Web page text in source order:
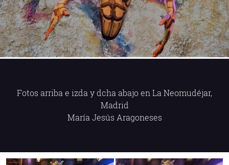
Fotos arriba e izda y dcha abajo en La Neomudéjar,
Madrid
María Jesús Aragoneses